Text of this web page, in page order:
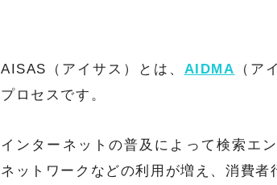
AISAS（アイサス）とは、 AIDMA （ア
プロセスです。
インターネットの普及によって検索エ
ネットワークなどの利用が増え、消費者